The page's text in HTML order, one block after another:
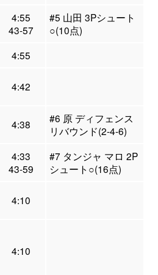
4:55
43-57
#5 山田 3Pシュート
○(10点)
4:55
4:42
4:38
#6 原 ディフェンス
リバウンド(2-4-6)
4:33
43-59
#7 タンジャ マロ 2P
シュート○(16点)
4:10
4:10